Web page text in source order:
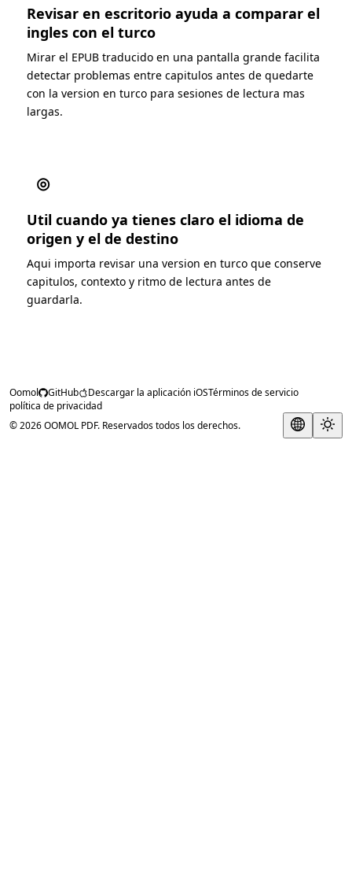
Revisar en escritorio ayuda a comparar el
ingles con el turco
Mirar el EPUB traducido en una pantalla grande facilita
detectar problemas entre capitulos antes de quedarte
con la version en turco para sesiones de lectura mas
largas.
◎
Util cuando ya tienes claro el idioma de
origen y el de destino
Aqui importa revisar una version en turco que conserve
capitulos, contexto y ritmo de lectura antes de
guardarla.
Oomol GitHub Descargar la aplicación iOSTérminos de servicio
política de privacidad
© 2026 OOMOL PDF. Reservados todos los derechos.